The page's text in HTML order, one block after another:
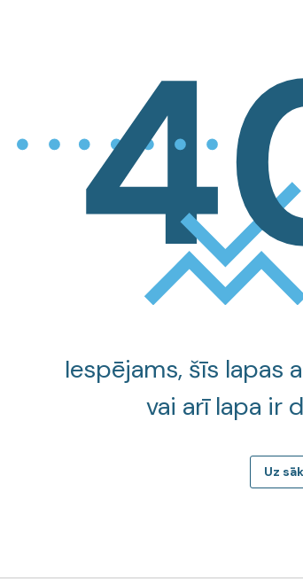
Iespējams, šīs lapas
vai arī lapa ir
Uz